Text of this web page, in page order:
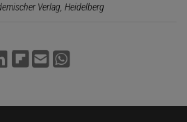
Verlag, Heidelberg